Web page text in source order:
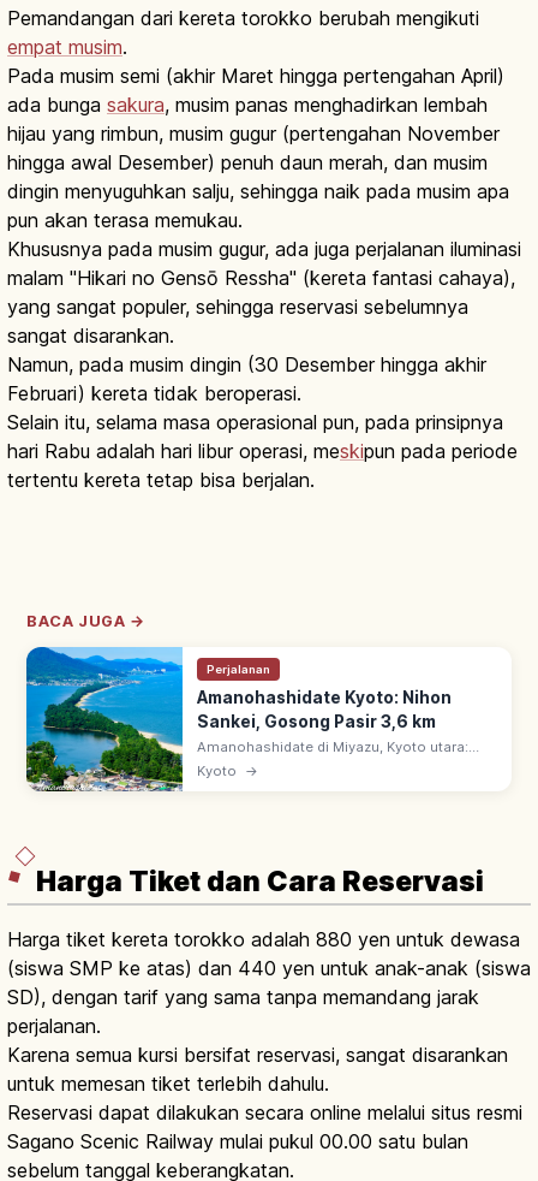
Pemandangan dari kereta torokko berubah mengikuti
empat musim.
Pada musim semi (akhir Maret hingga pertengahan April)
ada bunga sakura, musim panas menghadirkan lembah
hijau yang rimbun, musim gugur (pertengahan November
hingga awal Desember) penuh daun merah, dan musim
dingin menyuguhkan salju, sehingga naik pada musim apa
pun akan terasa memukau.
Khususnya pada musim gugur, ada juga perjalanan iluminasi
malam "Hikari no Gensō Ressha" (kereta fantasi cahaya),
yang sangat populer, sehingga reservasi sebelumnya
sangat disarankan.
Namun, pada musim dingin (30 Desember hingga akhir
Februari) kereta tidak beroperasi.
Selain itu, selama masa operasional pun, pada prinsipnya
hari Rabu adalah hari libur operasi, meskipun pada periode
tertentu kereta tetap bisa berjalan.
BACA JUGA →
Perjalanan
Amanohashidate Kyoto: Nihon
Sankei, Gosong Pasir 3,6 km
Amanohashidate di Miyazu, Kyoto utara:
salah satu Nihon Sankei. Gosong pasir 3,6
km, ~6.700 pinus memisahkan Teluk Miyazu
Kyoto →
Harga Tiket dan Cara Reservasi
Harga tiket kereta torokko adalah 880 yen untuk dewasa
(siswa SMP ke atas) dan 440 yen untuk anak-anak (siswa
SD), dengan tarif yang sama tanpa memandang jarak
perjalanan.
Karena semua kursi bersifat reservasi, sangat disarankan
untuk memesan tiket terlebih dahulu.
Reservasi dapat dilakukan secara online melalui situs resmi
Sagano Scenic Railway mulai pukul 00.00 satu bulan
sebelum tanggal keberangkatan.